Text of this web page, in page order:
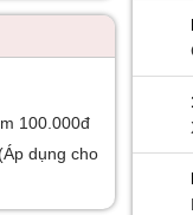
100.000đ
dụng cho